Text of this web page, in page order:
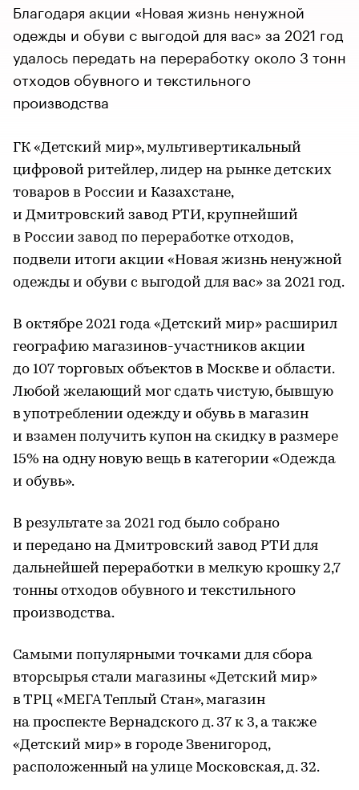
Благодаря акции «Новая жизнь ненужной
одежды и обуви с выгодой для вас» за 2021 год
удалось передать на переработку около 3 тонн
отходов обувного и текстильного
производства
ГК «Детский мир», мультивертикальный
цифровой ритейлер, лидер на рынке детских
товаров в России и Казахстане,
и Дмитровский завод РТИ, крупнейший
в России завод по переработке отходов,
подвели итоги акции «Новая жизнь ненужной
одежды и обуви с выгодой для вас» за 2021 год.
В октябре 2021 года «Детский мир» расширил
географию магазинов-участников акции
до 107 торговых объектов в Москве и области.
Любой желающий мог сдать чистую, бывшую
в употреблении одежду и обувь в магазин
и взамен получить купон на скидку в размере
15% на одну новую вещь в категории «Одежда
и обувь».
В результате за 2021 год было собрано
и передано на Дмитровский завод РТИ для
дальнейшей переработки в мелкую крошку 2,7
тонны отходов обувного и текстильного
производства.
Самыми популярными точками для сбора
вторсырья стали магазины «Детский мир»
в ТРЦ «МЕГА Теплый Стан», магазин
на проспекте Вернадского д. 37 к 3, а также
«Детский мир» в городе Звенигород,
расположенный на улице Московская, д. 32.